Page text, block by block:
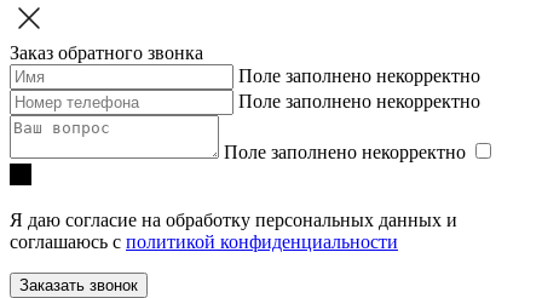
Заказ обратного звонка
Поле заполнено некорректно
Поле заполнено некорректно
Поле заполнено некорректно
Я даю согласие на обработку персональных данных и
соглашаюсь с политикой конфиденциальности
Заказать звонок